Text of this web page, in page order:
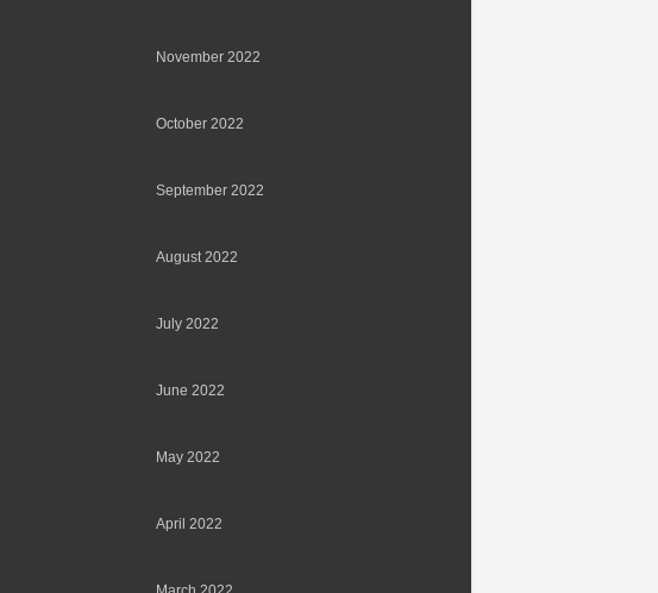
November 2022
October 2022
September 2022
August 2022
July 2022
June 2022
May 2022
April 2022